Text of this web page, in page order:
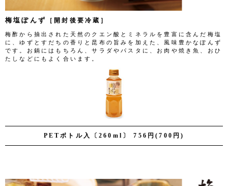
PETボトル入〔260ml〕 756円(700円)
梅塩ぽんず ［開封後要冷蔵］
梅酢から抽出された天然のクエン酸とミネラルを豊富に含んだ梅塩
に、ゆずとすだちの香りと昆布の旨みを加えた、風味豊かなぽんず
です。お鍋にはもちろん、サラダやパスタに、お肉や焼き魚、おひ
たしなどにもよく合います。